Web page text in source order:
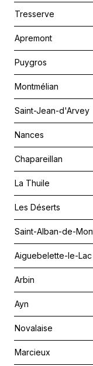
Tresserve
Apremont
Puygros
Montmélian
Saint-Jean-d'Arvey
Nances
Chapareillan
La Thuile
Les Déserts
Saint-Alban-de-
Aiguebelette-le-Lac
Arbin
Ayn
Novalaise
Marcieux